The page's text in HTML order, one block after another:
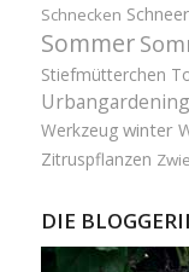
Schnecken
Sommer
Stiefmütterchen
Urbangardening
Werkzeug winter
Zitruspflanzen
DIE